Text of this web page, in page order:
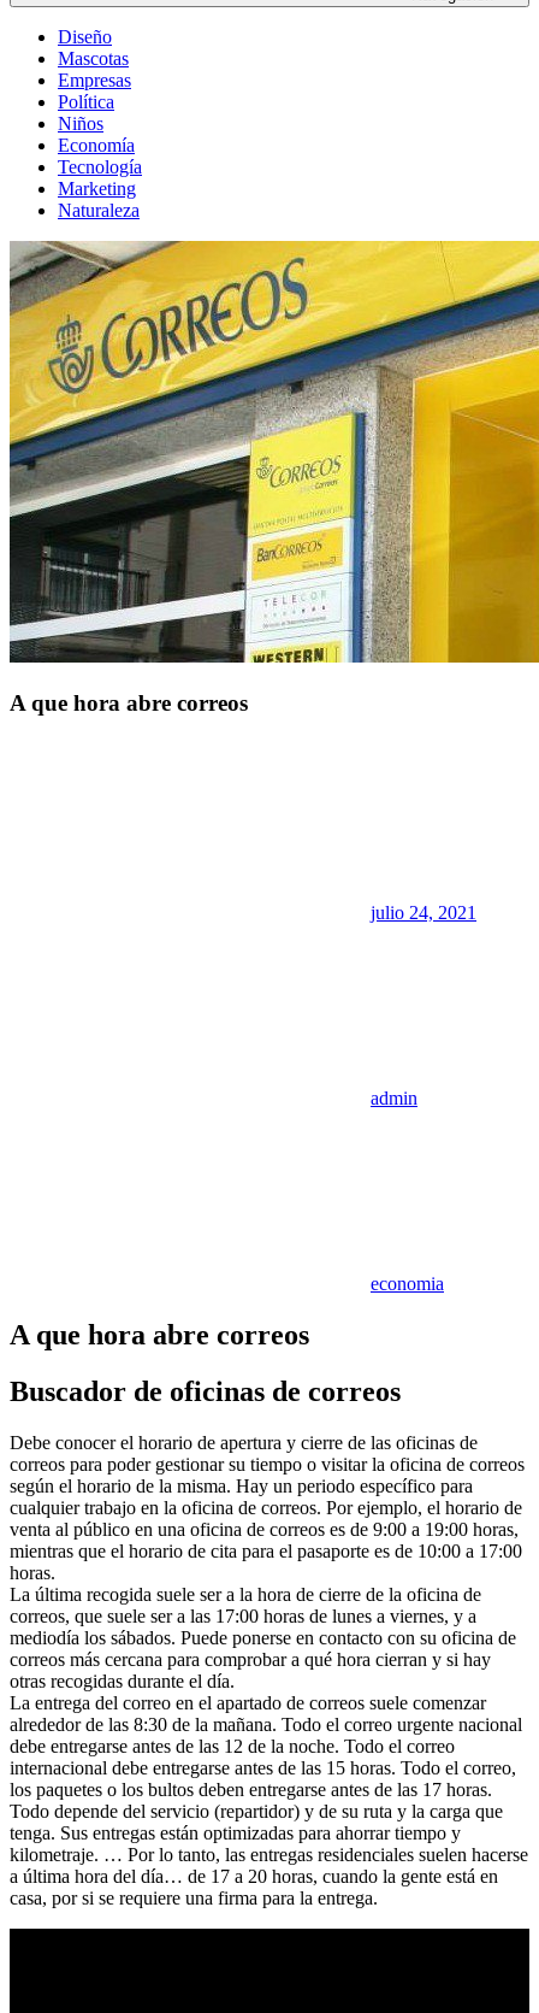
Diseño
Mascotas
Empresas
Política
Niños
Economía
Tecnología
Marketing
Naturaleza
A que hora abre correos
julio 24, 2021
admin
economia
A que hora abre correos
Buscador de oficinas de correos
Debe conocer el horario de apertura y cierre de las oficinas de
correos para poder gestionar su tiempo o visitar la oficina de correos
según el horario de la misma. Hay un periodo específico para
cualquier trabajo en la oficina de correos. Por ejemplo, el horario de
venta al público en una oficina de correos es de 9:00 a 19:00 horas,
mientras que el horario de cita para el pasaporte es de 10:00 a 17:00
horas.
La última recogida suele ser a la hora de cierre de la oficina de
correos, que suele ser a las 17:00 horas de lunes a viernes, y a
mediodía los sábados. Puede ponerse en contacto con su oficina de
correos más cercana para comprobar a qué hora cierran y si hay
otras recogidas durante el día.
La entrega del correo en el apartado de correos suele comenzar
alrededor de las 8:30 de la mañana. Todo el correo urgente nacional
debe entregarse antes de las 12 de la noche. Todo el correo
internacional debe entregarse antes de las 15 horas. Todo el correo,
los paquetes o los bultos deben entregarse antes de las 17 horas.
Todo depende del servicio (repartidor) y de su ruta y la carga que
tenga. Sus entregas están optimizadas para ahorrar tiempo y
kilometraje. … Por lo tanto, las entregas residenciales suelen hacerse
a última hora del día… de 17 a 20 horas, cuando la gente está en
casa, por si se requiere una firma para la entrega.